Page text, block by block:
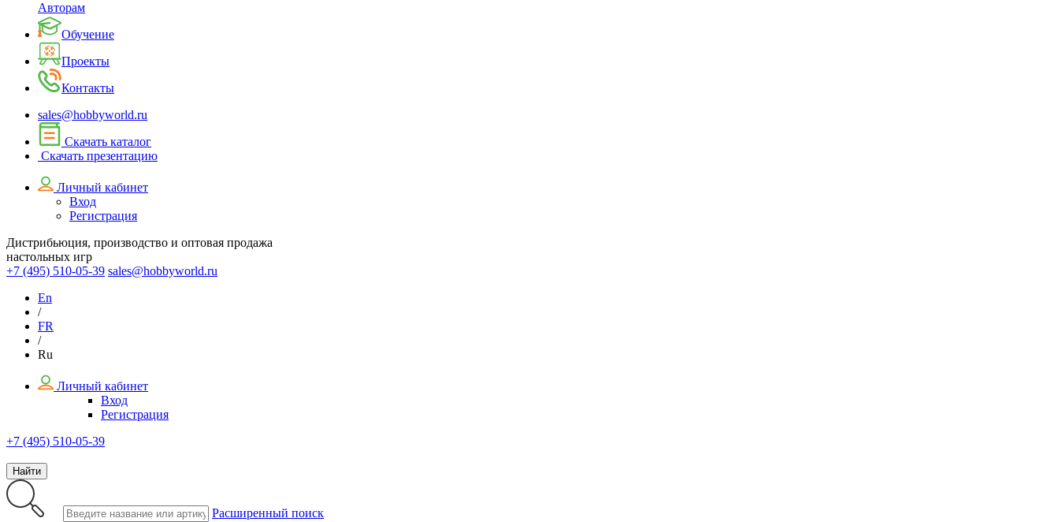
Авторам
Обучение
Проекты
Контакты
sales@hobbyworld.ru
Скачать каталог
Скачать презентацию
Личный кабинет
Вход
Регистрация
Дистрибьюция, производство и оптовая продажа
настольных игр
+7 (495) 510-05-39 sales@hobbyworld.ru
En
/
FR
/
Ru
Личный кабинет
Вход
Регистрация
+7 (495) 510-05-39
Найти
Расширенный поиск